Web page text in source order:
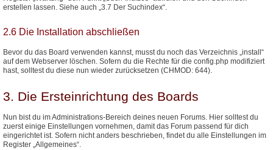
erstellen lassen. Siehe auch „3.7 Der Suchindex“.
2.6 Die Installation abschließen
Bevor du das Board verwenden kannst, musst du noch das Verzeichnis „install“
auf dem Webserver löschen. Sofern du die Rechte für die config.php modifiziert
hast, solltest du diese nun wieder zurücksetzen (CHMOD: 644).
3. Die Ersteinrichtung des Boards
Nun bist du im Administrations-Bereich deines neuen Forums. Hier solltest du
zuerst einige Einstellungen vornehmen, damit das Forum passend für dich
eingerichtet ist. Sofern nicht anders beschrieben, findet du alle Einstellungen im
Register „Allgemeines“.